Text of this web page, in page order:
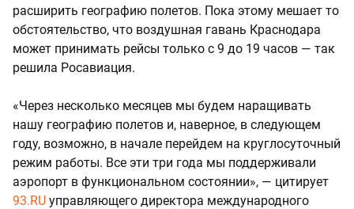
расширить географию полетов. Пока этому мешает то
обстоятельство, что воздушная гавань Краснодара
может принимать рейсы только с 9 до 19 часов — так
решила Росавиация.
«Через несколько месяцев мы будем наращивать
нашу географию полетов и, наверное, в следующем
году, возможно, в начале перейдем на круглосуточный
режим работы. Все эти три года мы поддерживали
аэропорт в функциональном состоянии», — цитирует
93.RU управляющего директора международного